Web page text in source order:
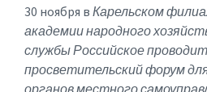
30 ноября в Карельском
академии народного
службы Российское
просветительский форум